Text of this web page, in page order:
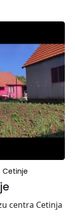
Cetinje
centra Cetinja